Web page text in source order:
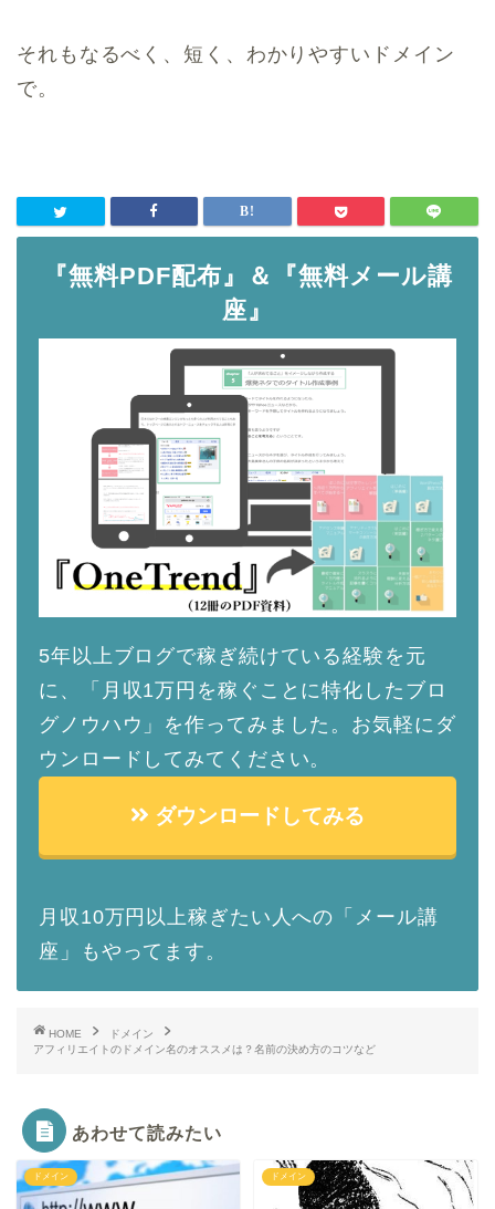
それもなるべく、短く、わかりやすいドメイン
で。
『無料PDF配布』＆『無料メール講
座』
5年以上ブログで稼ぎ続けている経験を元
に、「月収1万円を稼ぐことに特化したブロ
グノウハウ」を作ってみました。お気軽にダ
ウンロードしてみてください。
ダウンロードしてみる
月収10万円以上稼ぎたい人への「メール講
座」もやってます。
HOME
ドメイン
アフィリエイトのドメイン名のオススメは？名前の決め方のコツなど
あわせて読みたい
ドメイン ドメイン